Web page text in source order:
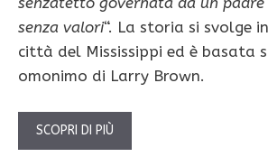
senza valori“. La storia si svolge
città del Mississippi ed è basata
omonimo di Larry Brown.
SCOPRI DI PIÙ